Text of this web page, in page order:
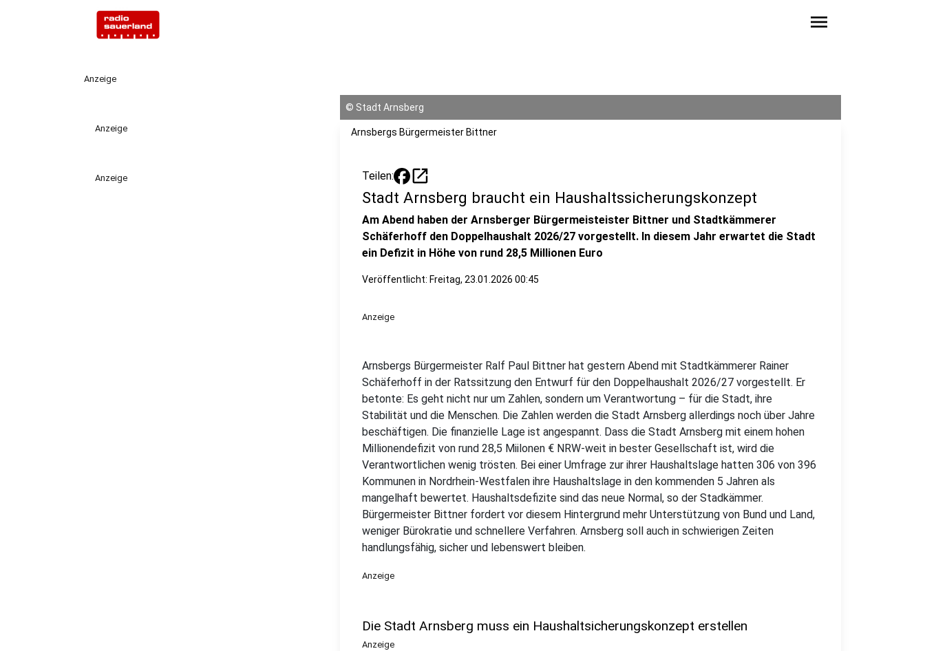
menu
Anzeige
Anzeige
Anzeige
© Stadt Arnsberg
Arnsbergs Bürgermeister Bittner
Teilen: open_in_new
Stadt Arnsberg braucht ein Haushaltssicherungskonzept
Am Abend haben der Arnsberger Bürgermeisteister Bittner und Stadtkämmerer
Schäferhoff den Doppelhaushalt 2026/27 vorgestellt. In diesem Jahr erwartet die Stadt
ein Defizit in Höhe von rund 28,5 Millionen Euro
Veröffentlicht: Freitag, 23.01.2026 00:45
Anzeige
Arnsbergs Bürgermeister Ralf Paul Bittner hat gestern Abend mit Stadtkämmerer Rainer
Schäferhoff in der Ratssitzung den Entwurf für den Doppelhaushalt 2026/27 vorgestellt. Er
betonte: Es geht nicht nur um Zahlen, sondern um Verantwortung – für die Stadt, ihre
Stabilität und die Menschen. Die Zahlen werden die Stadt Arnsberg allerdings noch über Jahre
beschäftigen. Die finanzielle Lage ist angespannt. Dass die Stadt Arnsberg mit einem hohen
Millionendefizit von rund 28,5 Miilonen € NRW-weit in bester Gesellschaft ist, wird die
Verantwortlichen wenig trösten. Bei einer Umfrage zur ihrer Haushaltslage hatten 306 von 396
Kommunen in Nordrhein-Westfalen ihre Haushaltslage in den kommenden 5 Jahren als
mangelhaft bewertet. Haushaltsdefizite sind das neue Normal, so der Stadkämmer.
Bürgermeister Bittner fordert vor diesem Hintergrund mehr Unterstützung von Bund und Land,
weniger Bürokratie und schnellere Verfahren. Arnsberg soll auch in schwierigen Zeiten
handlungsfähig, sicher und lebenswert bleiben.
Anzeige
Die Stadt Arnsberg muss ein Haushaltsicherungskonzept erstellen
Anzeige